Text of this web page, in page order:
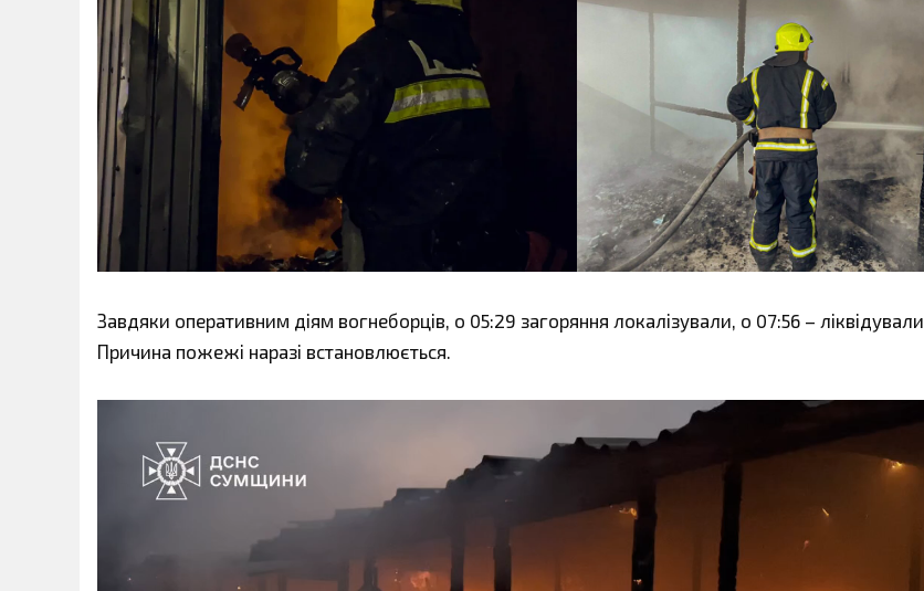
Завдяки оперативним діям вогнеборців, о 05:29 загоряння локалізували, о 07:56 – ліквідували.
Причина пожежі наразі встановлюється.